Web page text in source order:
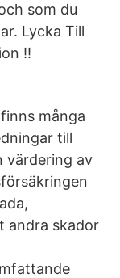
som du
Lycka Till
!!
många
till
värdering av
andra skador